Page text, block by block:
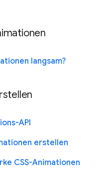
langsam?
API
erstellen
CSS-Animationen